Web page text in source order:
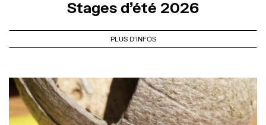
Stages d’été 2026
PLUS D'INFOS